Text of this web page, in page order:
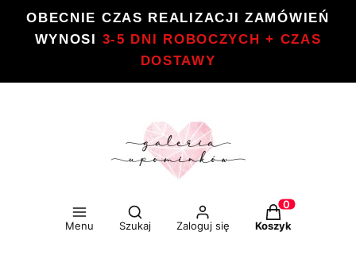
OBECNIE CZAS REALIZACJI ZAMÓWIEŃ
WYNOSI 3-5 DNI ROBOCZYCH + CZAS
DOSTAWY
Menu
Otwórz wyszukiwarkę
Szukaj Zaloguj się
Produkty w
Koszyk